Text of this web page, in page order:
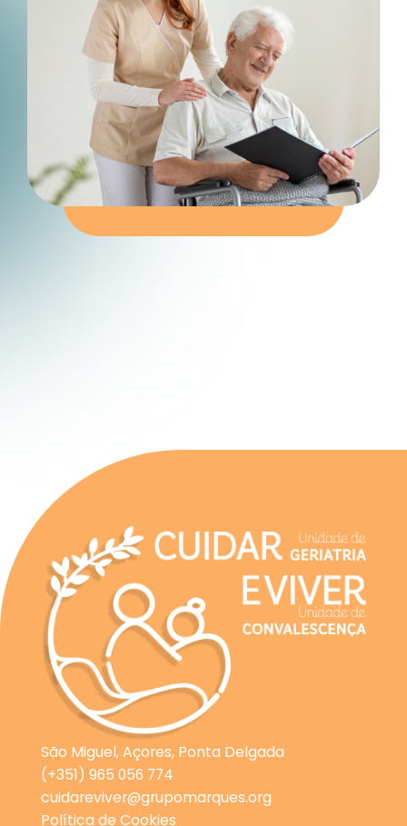
São Miguel, Açores, Ponta Delgada
(+351) 965 056 774
cuidareviver@grupomarques.org
Política de Cookies